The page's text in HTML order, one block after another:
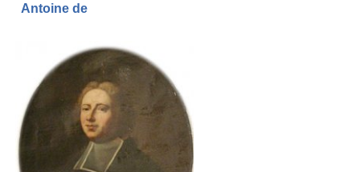
Antoine de